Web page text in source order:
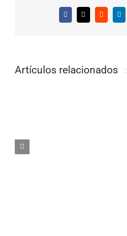
Facebook
X Reddit
Artículos relacionados